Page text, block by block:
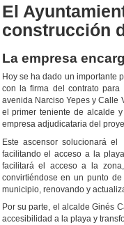
El
construcción
La empresa
Hoy se ha dado un importante
con la firma del contrato
avenida Narciso Yepes y Calle
el primer teniente de alcalde
empresa adjudicataria del
Este ascensor solucionará
facilitando el acceso a la
facilitará el acceso a la
convirtiéndose en un punto
municipio, renovando y
Por su parte, el alcalde Ginés
accesibilidad a la playa y